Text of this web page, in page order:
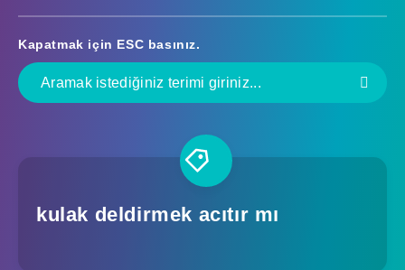
Kapatmak için ESC basınız.
kulak deldirmek acıtır mı